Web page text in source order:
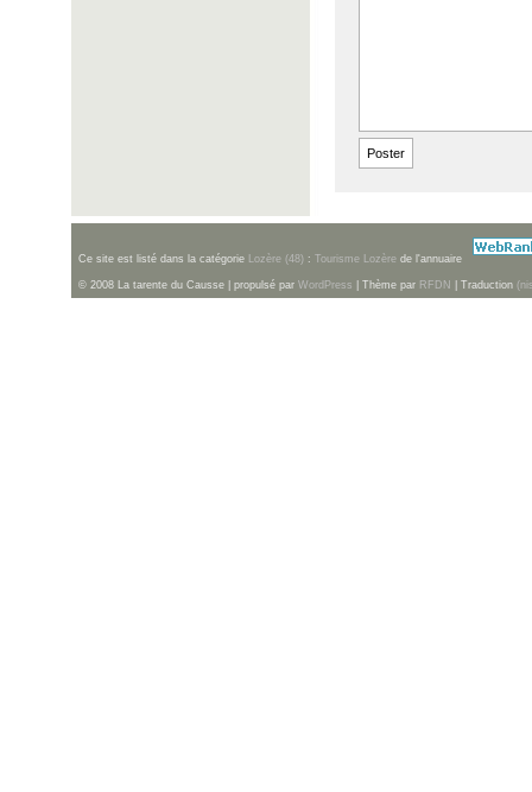
Ce site est listé dans la catégorie Lozère (48) : Tourisme Lozère de l'annuaire
© 2008 La tarente du Causse | propulsé par WordPress | Thème par RFDN | Traduction